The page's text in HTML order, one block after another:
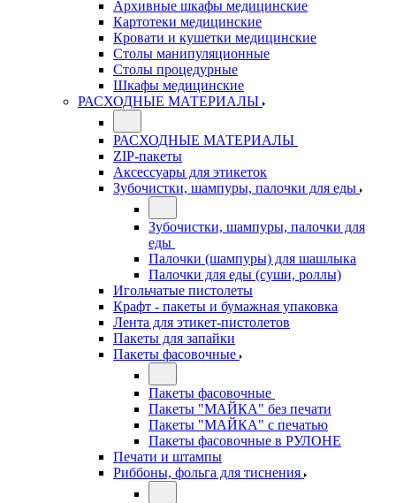
Архивные шкафы медицинские
Картотеки медицинские
Кровати и кушетки медицинские
Столы манипуляционные
Столы процедурные
Шкафы медицинские
РАСХОДНЫЕ МАТЕРИАЛЫ
РАСХОДНЫЕ МАТЕРИАЛЫ
ZIP-пакеты
Аксессуары для этикеток
Зубочистки, шампуры, палочки для еды
Зубочистки, шампуры, палочки для
еды
Палочки (шампуры) для шашлыка
Палочки для еды (суши, роллы)
Игольчатые пистолеты
Крафт - пакеты и бумажная упаковка
Лента для этикет-пистолетов
Пакеты для запайки
Пакеты фасовочные
Пакеты фасовочные
Пакеты "МАЙКА" без печати
Пакеты "МАЙКА" с печатью
Пакеты фасовочные в РУЛОНЕ
Печати и штампы
Риббоны, фольга для тиснения